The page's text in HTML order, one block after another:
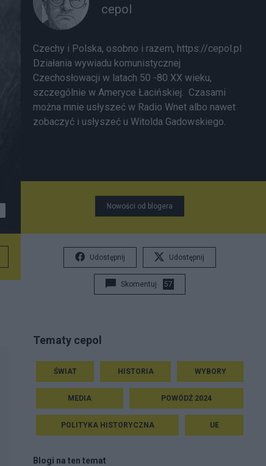
cepol
Czechy i Polska, osobno i razem, https://cepol.pl
Działania wywiadu komunistycznej
Czechosłowacji w latach 50 -80 XX wieku,
szczególnie w Ameryce Łacińskiej. Czasami
można mnie usłyszeć w Radio Wnet albo nawet
zobaczyć i usłyszeć u Witolda Gadowskiego.
Nowości od blogera
Udostępnij Udostępnij
Skomentuj 57
Tematy cepol
ŚWIAT HISTORIA WYBORY
MEDIA POWÓDŹ 2024
POLITYKA HISTORYCZNA UE
Blogi na ten temat